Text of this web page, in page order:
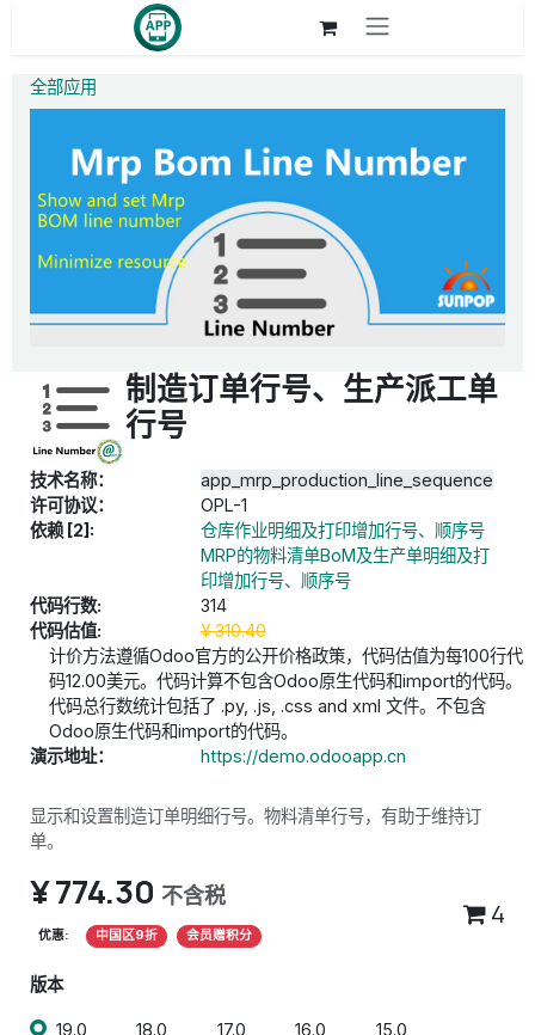
全部应用
制造订单行号、生产派工单
行号
技术名称：
app_mrp_production_line_sequence
许可协议：
OPL-1
依赖 [2]:
仓库作业明细及打印增加行号、顺序号
MRP的物料清单BoM及生产单明细及打
印增加行号、顺序号
代码行数:
314
代码估值:
¥310.40
计价方法遵循Odoo官方的公开价格政策，代码估值为每100行代
码12.00美元。代码计算不包含Odoo原生代码和import的代码。
代码总行数统计包括了 .py, .js, .css and xml 文件。不包含
Odoo原生代码和import的代码。
演示地址：
https://demo.odooapp.cn
显示和设置制造订单明细行号。物料清单行号，有助于维持订
单。
¥774.30 不含税
优惠: 中国区9折 会员赠积分
4
版本
19.0 18.0 17.0 16.0 15.0